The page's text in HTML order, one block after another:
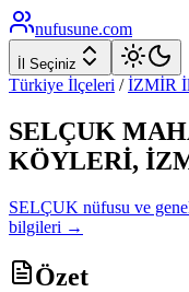
nufusune.com
İl Seçiniz
Türkiye İlçeleri / İZMİR
SELÇUK
KÖYLERİ,
SELÇUK nüfusu ve
bilgileri →
Özet